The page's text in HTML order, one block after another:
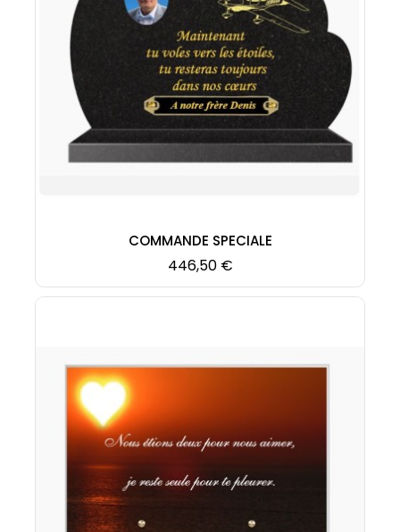
COMMANDE SPECIALE
Prix
446,50 €